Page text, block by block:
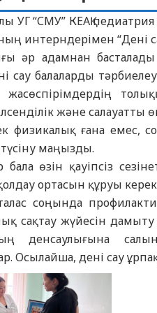
УГ “СМУ” КЕАҚ
интерндерімен “Дені
әр адамнан
сау балаларды
және салауатты
физикалық ғана емес,
маңызды.
бала өзін қауіпсіз
ортасын құруы
соңында
сақтау жүйесін
денсаулығына
Осылайша, дені сау